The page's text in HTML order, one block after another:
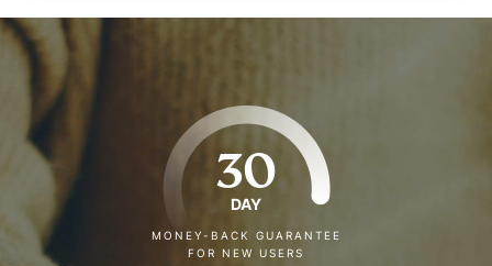
30
DAY
MONEY-BACK GUARANTEE
FOR NEW USERS